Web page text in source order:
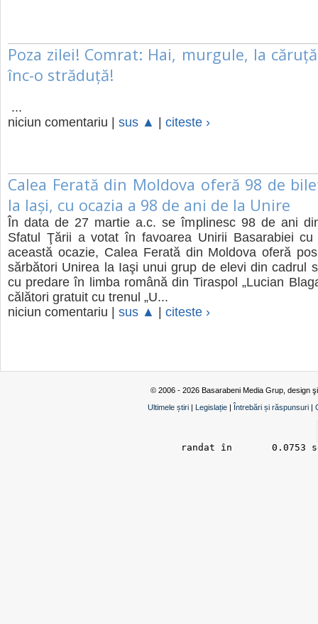
Poza zilei! Comrat: Hai, murgule, la
înc-o străduță!
...
niciun comentariu | sus ▲ citeste ›
Calea Ferată din Moldova oferă 98 de
la Iași, cu ocazia a 98 de ani de la Unire
În data de 27 martie a.c. se împlinesc 98 de ani
Sfatul Ţării a votat în favoarea Unirii Basarabiei cu
această ocazie, Calea Ferată din Moldova oferă
sărbători Unirea la Iaşi unui grup de elevi din cadrul
cu predare în limba română din Tiraspol „Lucian
călători gratuit cu trenul „U...
niciun comentariu | sus ▲ citeste ›
© 2006 - 2026 Basarabeni Media Grup, design
Ultimele știri | Legislație | Întrebări și răspunsuri |
randat în